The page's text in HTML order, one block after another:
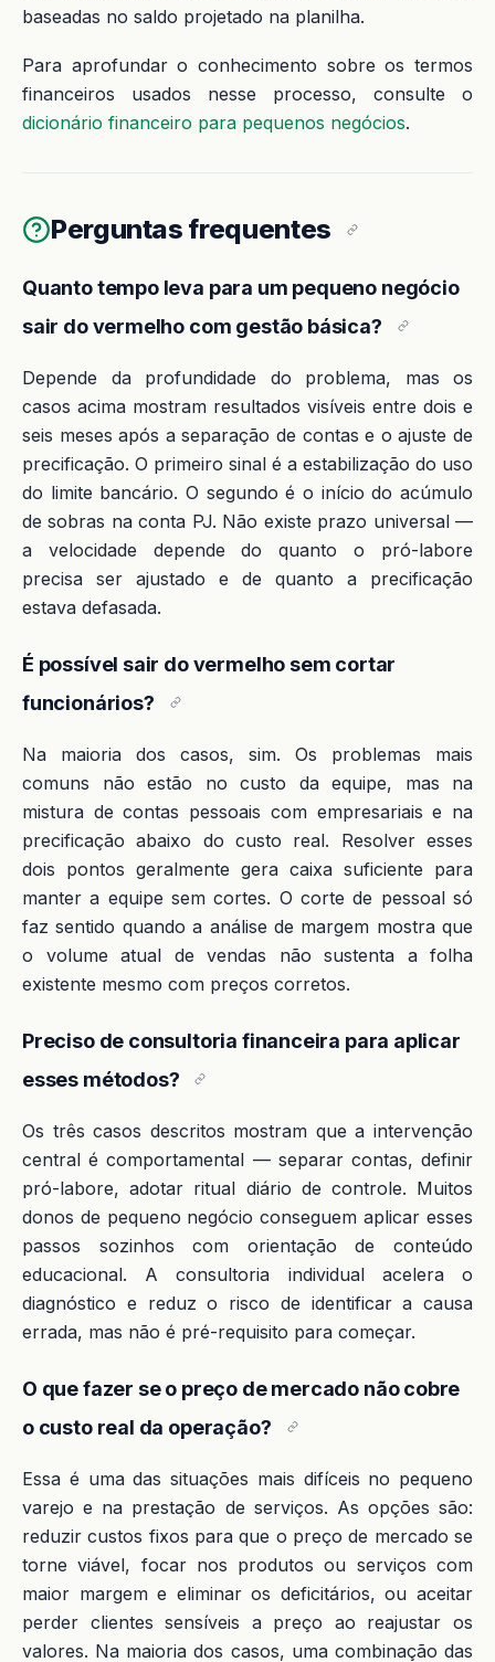
baseadas no saldo projetado na planilha.
Para aprofundar o conhecimento sobre os termos
financeiros usados nesse processo, consulte o
dicionário financeiro para pequenos negócios.
Perguntas frequentes
Quanto tempo leva para um pequeno negócio
sair do vermelho com gestão básica?
Depende da profundidade do problema, mas os
casos acima mostram resultados visíveis entre dois e
seis meses após a separação de contas e o ajuste de
precificação. O primeiro sinal é a estabilização do uso
do limite bancário. O segundo é o início do acúmulo
de sobras na conta PJ. Não existe prazo universal —
a velocidade depende do quanto o pró-labore
precisa ser ajustado e de quanto a precificação
estava defasada.
É possível sair do vermelho sem cortar
funcionários?
Na maioria dos casos, sim. Os problemas mais
comuns não estão no custo da equipe, mas na
mistura de contas pessoais com empresariais e na
precificação abaixo do custo real. Resolver esses
dois pontos geralmente gera caixa suficiente para
manter a equipe sem cortes. O corte de pessoal só
faz sentido quando a análise de margem mostra que
o volume atual de vendas não sustenta a folha
existente mesmo com preços corretos.
Preciso de consultoria financeira para aplicar
esses métodos?
Os três casos descritos mostram que a intervenção
central é comportamental — separar contas, definir
pró-labore, adotar ritual diário de controle. Muitos
donos de pequeno negócio conseguem aplicar esses
passos sozinhos com orientação de conteúdo
educacional. A consultoria individual acelera o
diagnóstico e reduz o risco de identificar a causa
errada, mas não é pré-requisito para começar.
O que fazer se o preço de mercado não cobre
o custo real da operação?
Essa é uma das situações mais difíceis no pequeno
varejo e na prestação de serviços. As opções são:
reduzir custos fixos para que o preço de mercado se
torne viável, focar nos produtos ou serviços com
maior margem e eliminar os deficitários, ou aceitar
perder clientes sensíveis a preço ao reajustar os
valores. Na maioria dos casos, uma combinação das